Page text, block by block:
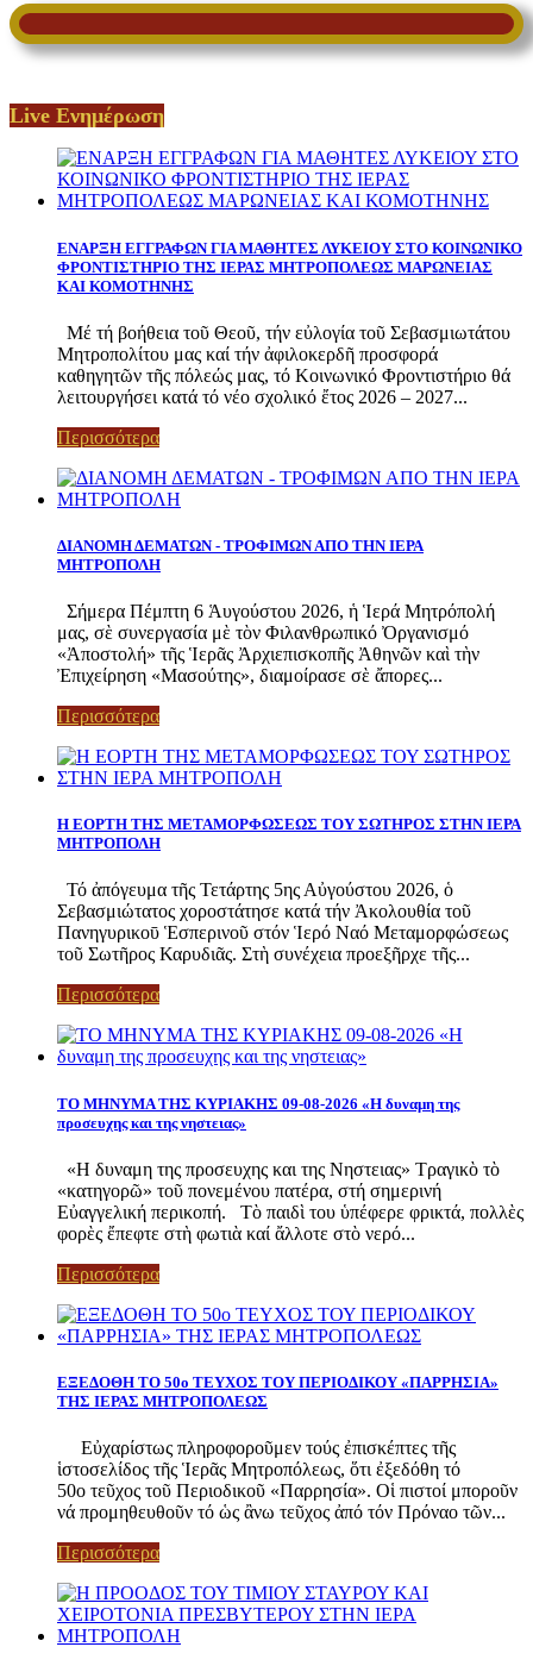
Live Ενημέρωση
ΕΝΑΡΞΗ ΕΓΓΡΑΦΩΝ ΓΙΑ ΜΑΘΗΤΕΣ ΛΥΚΕΙΟΥ ΣΤΟ ΚΟΙΝΩΝΙΚΟ
ΦΡΟΝΤΙΣΤΗΡΙΟ ΤΗΣ ΙΕΡΑΣ ΜΗΤΡΟΠΟΛΕΩΣ ΜΑΡΩΝΕΙΑΣ
ΚΑΙ ΚΟΜΟΤΗΝΗΣ
Μέ τή βοήθεια τοῦ Θεοῦ, τήν εὐλογία τοῦ Σεβασμιωτάτου
Μητροπολίτου μας καί τήν ἀφιλοκερδῆ προσφορά
καθηγητῶν τῆς πόλεώς μας, τό Κοινωνικό Φροντιστήριο θά
λειτουργήσει κατά τό νέο σχολικό ἔτος 2026 – 2027...
Περισσότερα
ΔΙΑΝΟΜΗ ΔΕΜΑΤΩΝ - ΤΡΟΦΙΜΩΝ ΑΠΟ ΤΗΝ ΙΕΡΑ
ΜΗΤΡΟΠΟΛΗ
Σήμερα Πέμπτη 6 Ἁυγούστου 2026, ἡ Ἱερά Μητρόπολή
μας, σὲ συνεργασία μὲ τὸν Φιλανθρωπικό Ὀργανισμό
«Ἀποστολή» τῆς Ἱερᾶς Ἀρχιεπισκοπῆς Ἀθηνῶν καὶ τὴν
Ἐπιχείρηση «Μασούτης», διαμοίρασε σὲ ἄπορες...
Περισσότερα
Η ΕΟΡΤΗ ΤΗΣ ΜΕΤΑΜΟΡΦΩΣΕΩΣ ΤΟΥ ΣΩΤΗΡΟΣ ΣΤΗΝ ΙΕΡΑ
ΜΗΤΡΟΠΟΛΗ
Τό ἀπόγευμα τῆς Τετάρτης 5ης Αὐγούστου 2026, ὁ
Σεβασμιώτατος χοροστάτησε κατά τήν Ἀκολουθία τοῦ
Πανηγυρικοῡ Ἑσπερινοῦ στόν Ἱερό Ναό Μεταμορφώσεως
τοῦ Σωτῆρος Καρυδιᾶς. Στὴ συνέχεια προεξῆρχε τῆς...
Περισσότερα
ΤΟ ΜΗΝΥΜΑ ΤΗΣ ΚΥΡΙΑΚΗΣ 09-08-2026 «Η δυναμη της
προσευχης και της νηστειας»
«Η δυναμη της προσευχης και της Νηστειας» Τραγικὸ τὸ
«κατηγορῶ» τοῦ πονεμένου πατέρα, στή σημερινή
Εὐαγγελική περικοπή. Τὸ παιδὶ του ὑπέφερε φρικτά, πολλὲς
φορὲς ἔπεφτε στὴ φωτιὰ καί ἄλλοτε στὸ νερό...
Περισσότερα
ΕΞΕΔΟΘΗ ΤΟ 50ο ΤΕΥΧΟΣ ΤΟΥ ΠΕΡΙΟΔΙΚΟΥ «ΠΑΡΡΗΣΙΑ»
ΤΗΣ ΙΕΡΑΣ ΜΗΤΡΟΠΟΛΕΩΣ
Εὐχαρίστως πληροφοροῦμεν τούς ἐπισκέπτες τῆς
ἱστοσελίδος τῆς Ἱερᾶς Μητροπόλεως, ὅτι ἐξεδόθη τό
50ο τεῦχος τοῦ Περιοδικοῦ «Παρρησία». Οἱ πιστοί μποροῦν
νά προμηθευθοῦν τό ὡς ἂνω τεῦχος ἀπό τόν Πρόναο τῶν...
Περισσότερα